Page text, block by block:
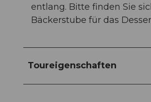
entlang. Bitte finden Sie
Bäckerstube für das
Toureigenschaften